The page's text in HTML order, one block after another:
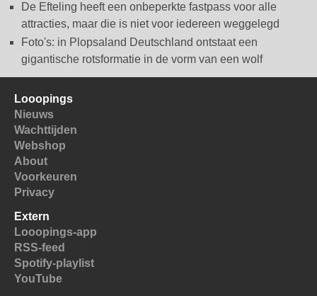
De Efteling heeft een onbeperkte fastpass voor alle
attracties, maar die is niet voor iedereen weggelegd
Foto's: in Plopsaland Deutschland ontstaat een
gigantische rotsformatie in de vorm van een wolf
Looopings
Nieuws
Wachttijden
Webshop
About
Voorkeuren
Privacy
Extern
Looopings-app
RSS-feed
Spotify-playlist
YouTube